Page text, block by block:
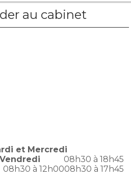
au cabinet
et Mercredi
08h30 à 18h45
08h30 à 17h45
08h30 à 12h00